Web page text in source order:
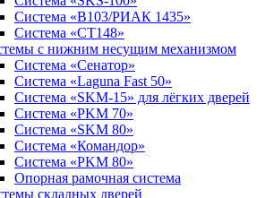
Система «B103/РИАК 1435»
Система «СТ148»
с нижним несущим механизмом
Система «Сенатор»
Система «Laguna Fast 50»
Система «SKM-15» для лёгких дверей
Система «PKM 70»
Система «SKM 80»
Система «Командор»
Система «PKM 80»
Опорная рамочная система
складных дверей